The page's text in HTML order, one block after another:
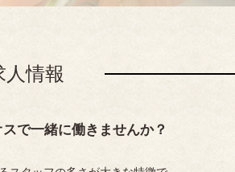
人情報
で一緒に働きませんか？